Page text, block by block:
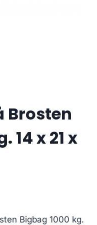
Brosten
14 x 21 x
Bigbag 1000 kg.